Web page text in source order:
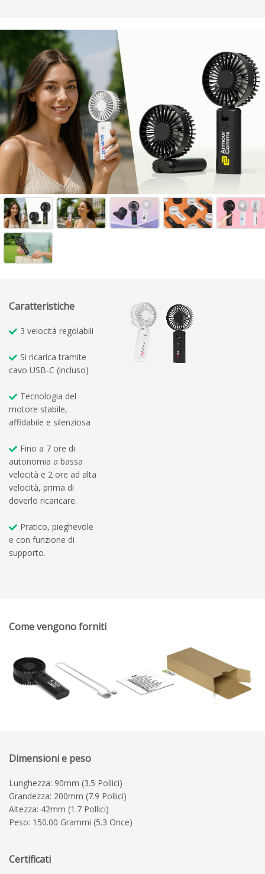
Caratteristiche
3 velocità regolabili
Si ricarica tramite
cavo USB-C (incluso)
Tecnologia del
motore stabile,
affidabile e silenziosa
Fino a 7 ore di
autonomia a bassa
velocità e 2 ore ad alta
velocità, prima di
doverlo ricaricare.
Pratico, pieghevole
e con funzione di
supporto.
Come vengono forniti
Dimensioni e peso
Lunghezza: 90mm (3.5 Pollici)
Grandezza: 200mm (7.9 Pollici)
Altezza: 42mm (1.7 Pollici)
Peso: 150.00 Grammi (5.3 Once)
Certificati